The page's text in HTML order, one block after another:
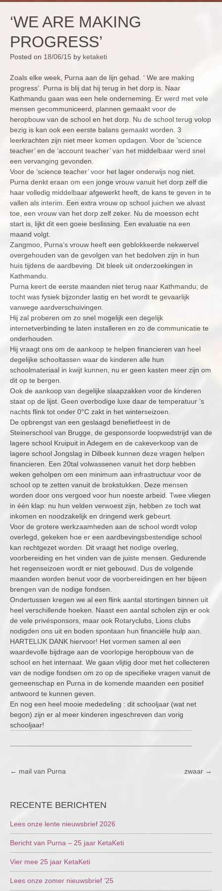
‘WE ARE MAKING
PROGRESS’
Posted on 18/06/15 by ketaketi
Zoals elke week, Purna aan de lijn gehad. ‘ We are making
progress’. Purna is blij dat hij terug in het dorp is. Naar
Kathmandu gaan was een hele onderneming. Er werd met vele
mensen gecommuniceerd, plannen gemaakt voor de
heropbouw van de school en het dorp. Nu de school terug volop
bezig is kan ook een eerste balans gemaakt worden. 3
leerkrachten zijn niet meer komen opdagen. Voor de ’science
teacher’ en de ‘account teacher’ van het middelbaar werd snel
een vervanging gevonden.
Voor de ‘science teacher’ voor het lager onderwijs nog niet.
Purna denkt eraan om een jonge vrouw vanuit het dorp zelf die
haar volledig middelbaar afgewerkt heeft, de kans te geven in te
vallen als interim. Een extra vrouw op school juichen we alvast
toe, een vrouw van het dorp zelf zeker. Nu de moesson echt
start is, lijkt dit een goeie beslissing. Een evaluatie na een
maand volgt.
Zangmoo, Purna’s vrouw heeft een geblokkeerde nekwervel
overgehouden van de gevolgen van het bedolven zijn in hun
huis tijdens de aardbeving. Dit bleek uit onderzoekingen in
Kathmandu.
Purna keert de eerste maanden niet terug naar Kathmandu; de
tocht was fysiek bijzonder lastig en het wordt te gevaarlijk
vanwege aardverschuivingen.
Hij zal proberen om zo snel mogelijk een degelijk
internetverbinding te laten installeren en zo de communicatie te
onderhouden.
Hij vraagt ons om de aankoop te helpen financieren van heel
degelijke schooltassen waar de kinderen alle hun
schoolmateriaal in kwijt kunnen, nu er geen kasten meer zijn om
dit op te bergen.
Ook de aankoop van degelijke slaapzakken voor de kinderen
staat op de lijst. Geen overbodige luxe daar de temperatuur ’s
nachts flink tot onder 0°C zakt in het winterseizoen.
De opbrengst van een geslaagd benefietfeest in de
Steinerschool van Brugge, de gesponsorde loopwedstrijd van de
lagere school Kruipuit in Adegem en de cakeverkoop van de
lagere school Jongslag in Dilbeek kunnen deze vragen helpen
financieren. Een 20tal volwassenen vanuit het dorp hebben
weken geholpen om een minimum aan infrastructuur voor de
school op te zetten vanuit de brokstukken. Deze mensen
worden door ons vergoed voor hun noeste arbeid. Twee vliegen
in één klap: nu hun velden verwoest zijn, hebben ze toch wat
inkomen en noodzakelijk en dringend werk gebeurt.
Voor de grotere werkzaamheden aan de school wordt volop
overlegd, gekeken hoe er een aardbevingsbestendige school
kan rechtgezet worden. Dit vraagt het nodige overleg,
voorbereiding en het vinden van de juiste mensen. Gedurende
het regenseizoen wordt er niet gebouwd. Dus de volgende
maanden worden benut voor de voorbereidingen en her bijeen
brengen van de nodige fondsen.
Ondertussen kregen we al een flink aantal stortingen binnen uit
heel verschillende hoeken. Naast een aantal scholen zijn er ook
de vele privésponsors, maar ook Rotaryclubs, Lions clubs
nodigden ons uit en boden spontaan hun financiële hulp aan.
HARTELIJK DANK hiervoor! Het vormen samen al een
waardevolle bijdrage aan de voorlopige heropbouw van de
school en het internaat. We gaan vlijtig door met het collecteren
van de nodige fondsen om zo op de specifieke vragen vanuit de
gemeenschap en Purna in de komende maanden een positief
antwoord te kunnen geven.
En nog een heel mooie mededeling : dit schooljaar (wat net
begon) zijn er al meer kinderen ingeschreven dan vorig
schooljaar!
POST
← mail van Purna zwaar →
RECENTE BERICHTEN
Lees onze lente nieuwsbrief 2026
Bericht van Purna – 25 jaar KetaKeti
Vier mee 25 jaar KetaKeti
Lees onze zomer nieuwsbrief ’25